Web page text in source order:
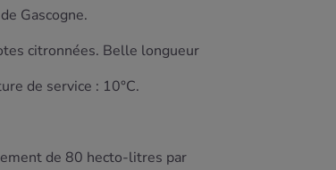
Gascogne.
citronnées. Belle longueur
de service : 10°C.
de 80 hecto-litres par